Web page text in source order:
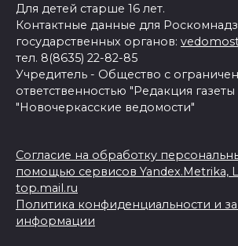
Для детей старше 16 лет.
Контактные данные для
государственных органов:
тел. 8(8635) 22-82-85
Учредитель - Общество с
ответственностью "Редакция газеты
"Новочеркасские ведомости"
Согласие на обработку
помощью сервисов Yandex.Metrika,
top.mail.ru
Политика конфиденциальности и
информации